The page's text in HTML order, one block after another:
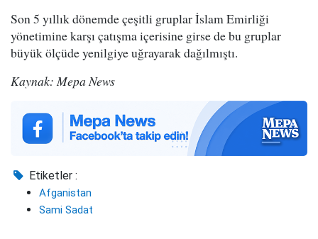
Son 5 yıllık dönemde çeşitli gruplar İslam Emirliği
yönetimine karşı çatışma içerisine girse de bu gruplar
büyük ölçüde yenilgiye uğrayarak dağılmıştı.
Kaynak: Mepa News
Etiketler :
Afganistan
Sami Sadat